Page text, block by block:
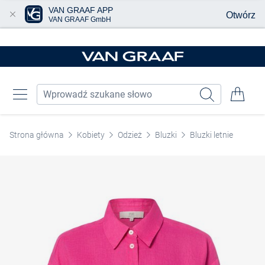
Strona główna Kobiety Odzież Bluzki Bluzki letnie
VAN GRAAF APP
VAN GRAAF GmbH Otwórz